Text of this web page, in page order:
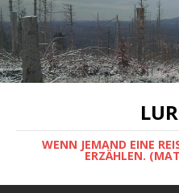
WENN JEMAND EINE
ERZÄHLEN.